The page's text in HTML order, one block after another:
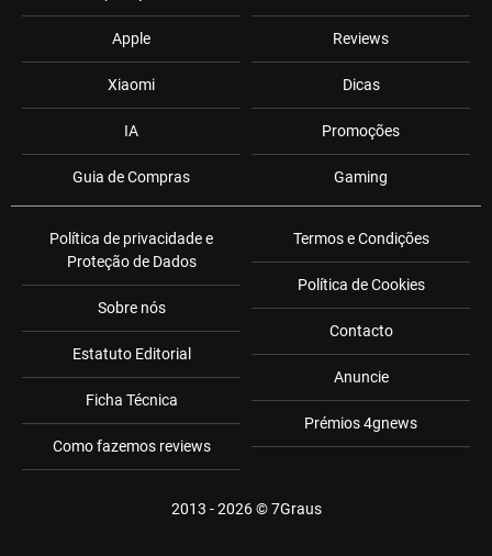
Apple
Xiaomi
IA
Guia de Compras
Reviews
Dicas
Promoções
Gaming
Política de privacidade e
Proteção de Dados
Sobre nós
Estatuto Editorial
Ficha Técnica
Como fazemos reviews
Termos e Condições
Política de Cookies
Contacto
Anuncie
Prémios 4gnews
2013 - 2026 ©7Graus